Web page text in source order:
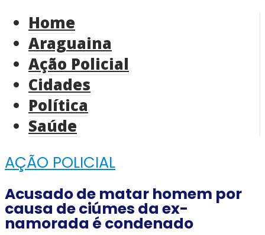
Home
Araguaina
Ação Policial
Cidades
Política
Saúde
AÇÃO POLICIAL
Acusado de matar homem por
causa de ciúmes da ex-
namorada é condenado